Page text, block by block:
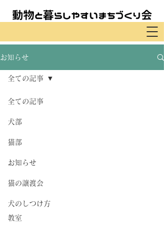
お知らせ
全ての記事
犬部
猫部
お知らせ
猫の譲渡会
犬のしつけ方
教室
全ての記事